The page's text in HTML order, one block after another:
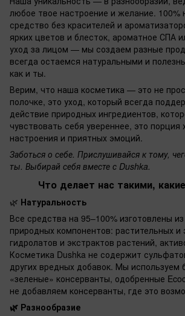
любое твое настроение и желание. 100%
средство без красителей и
ярких цветов и блесток, ароматное СПА
уход за лицом — мы создаем разные
всегда остаемся натуральными и
как и ты.
Верим, что наша косметика — это не
полочке, это уход, который всегда
действие природных ингредиентов,
чувствовать себя увереннее, это порция
настроения и приятных эмоций.
Заботься о себе. Прислушивайся к тому,
ты. Выбирай себя вместе с Dushka.
Что делает нас такими,
🌿 Натуральность
Все средства на 95–100% изготовлены
природных компонентов: растительных
гидролатов и экстрактов растений,
Косметика Dushka не содержит
других вредных добавок. Мы используем
«зеленые» консерванты, одобренные
не добавляем консерванты, где это
🌿 Разнообразие